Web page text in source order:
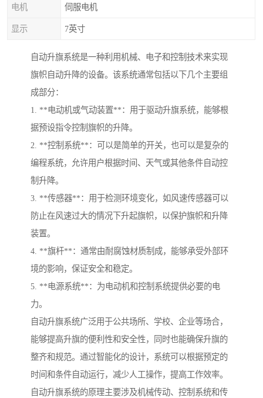
电机 伺服电机
显示 7英寸
自动升旗系统是一种利用机械、电子和控制技术来实现
旗帜自动升降的设备。该系统通常包括以下几个主要组
成部分：
1. **电动机或气动装置**：用于驱动升旗系统，能够根
据预设指令控制旗帜的升降。
2. **控制系统**：可以是简单的开关，也可以是复杂的
编程系统，允许用户根据时间、天气或其他条件自动控
制升降。
3. **传感器**：用于检测环境变化，如风速传感器可以
防止在风速过大的情况下升起旗帜，以保护旗帜和升降
装置。
4. **旗杆**：通常由耐腐蚀材质制成，能够承受外部环
境的影响，保证安全和稳定。
5. **电源系统**：为电动机和控制系统提供必要的电
力。
自动升旗系统广泛用于公共场所、学校、企业等场合，
能够提高升旗的便利性和安全性，同时也能确保升旗的
整齐和规范。通过智能化的设计，系统可以根据预定的
时间和条件自动运行，减少人工操作，提高工作效率。
自动升旗系统的原理主要涉及机械传动、控制系统和传